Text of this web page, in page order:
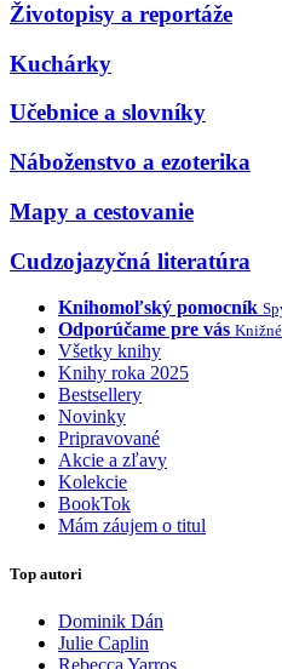
Životopisy a reportáže
Kuchárky
Učebnice a slovníky
Náboženstvo a ezoterika
Mapy a cestovanie
Cudzojazyčná literatúra
Knihomoľský pomocník
Odporúčame pre vás
Všetky knihy
Knihy roka 2025
Bestsellery
Novinky
Pripravované
Akcie a zľavy
Kolekcie
BookTok
Mám záujem o titul
Top autori
Dominik Dán
Julie Caplin
Rebecca Yarros